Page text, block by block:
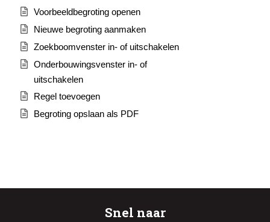
Voorbeeldbegroting openen
Nieuwe begroting aanmaken
Zoekboomvenster in- of uitschakelen
Onderbouwingsvenster in- of
uitschakelen
Regel toevoegen
Begroting opslaan als PDF
Snel naar